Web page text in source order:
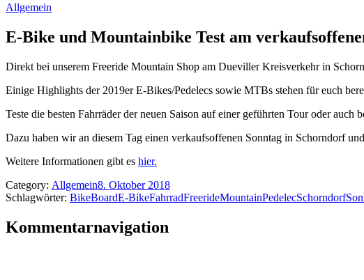
Allgemein
E-Bike und Mountainbike Test am
Direkt bei unserem Freeride Mountain Shop am Dueviller Kreisverkehr in
Einige Highlights der 2019er E-Bikes/Pedelecs sowie MTBs stehen für euch
Teste die besten Fahrräder der neuen Saison auf einer geführten Tour oder auch
Dazu haben wir an diesem Tag einen verkaufsoffenen Sonntag in Schorndorf
Weitere Informationen gibt es hier.
Category: Allgemein8. Oktober 2018
Schlagwörter: BikeBoardE-BikeFahrradFreerideMountainPedelecSchorndorf
Kommentarnavigation